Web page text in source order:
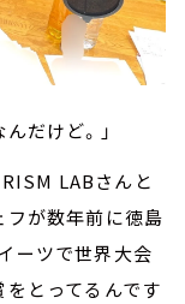
だけど。」
LABさんと
フが数年前に徳島
ーツで世界大会
をとってるんです